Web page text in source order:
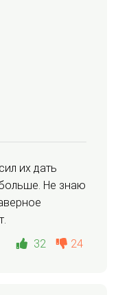
их дать
Не знаю
32
24